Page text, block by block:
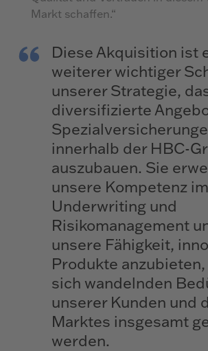
Markt schaffen.“
Diese Akquisition ist
weiterer wichtiger
unserer Strategie,
diversifizierte
innerhalb der HBC-
auszubauen. Sie
unsere Kompetenz
Underwriting und
Risikomanagement
unsere Fähigkeit,
Produkte
sich wandelnden
unserer Kunden und
Marktes insgesamt
werden.